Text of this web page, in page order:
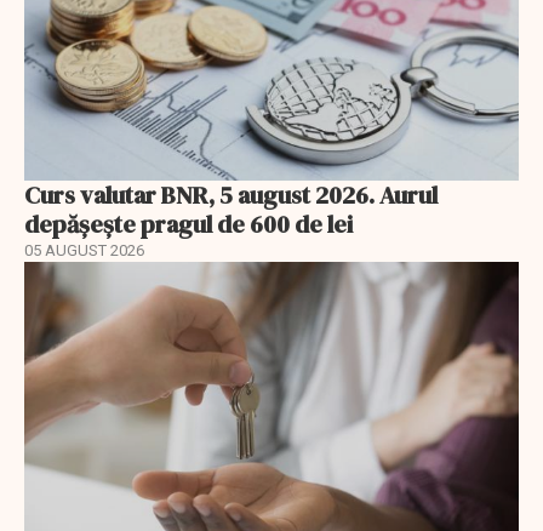
Curs valutar BNR, 5 august 2026. Aurul
depășește pragul de 600 de lei
05 AUGUST 2026